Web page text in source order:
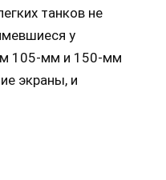
танков не
у
105-мм и 150-мм
экраны, и